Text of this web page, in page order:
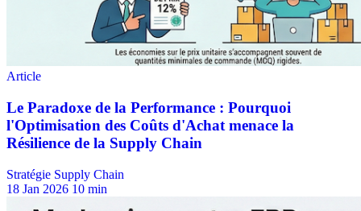
Stratégie Supply Chain
18 Jan 2026 10 min